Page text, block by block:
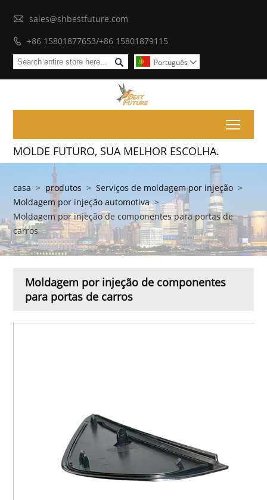
 sales@shbestfuture.com
 +86 15801877653/+86 15801879115
 Português 
MOLDE FUTURO, SUA MELHOR ESCOLHA.
casa > produtos > Serviços de moldagem por injeção >
Moldagem por injeção automotiva >
Moldagem por injeção de componentes para portas de
carros
Moldagem por injeção de componentes
para portas de carros